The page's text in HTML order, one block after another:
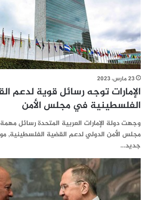
23 مارس، 2023
الإمارات توجه رسائل قوية لدعم
الفلسطينية في مجلس الأمن
وجهت دولة الإمارات العربية المتحدة رسائل
مجلس الأمن الدولي لدعم القضية الفلسطينية,
جديد…